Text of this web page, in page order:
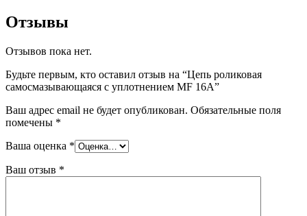
Отзывы
Отзывов пока нет.
Будьте первым, кто оставил отзыв на “Цепь роликовая
cамосмазывающаяся с уплотнением MF 16A”
Ваш адрес email не будет опубликован. Обязательные поля
помечены *
Ваша оценка *
Ваш отзыв *